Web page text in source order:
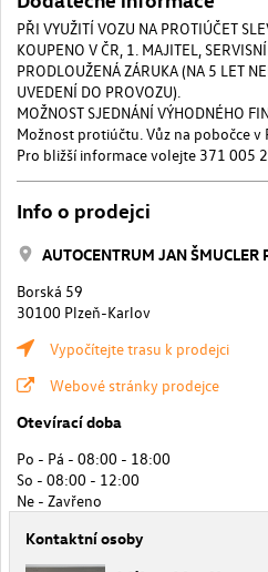
PŘI VYUŽITÍ VOZU NA PROTIÚČET
KOUPENO V ČR, 1. MAJITEL,
PRODLOUŽENÁ ZÁRUKA (NA 5 LET
UVEDENÍ DO PROVOZU).
MOŽNOST SJEDNÁNÍ VÝHODNÉHO
Možnost protiúčtu. Vůz na pobočce v
Pro bližší informace volejte 371 005
Info o prodejci
AUTOCENTRUM JAN ŠMUCLER
Borská 59
30100 Plzeň-Karlov
Vypočítejte trasu k prodejci
Webové stránky prodejce
Otevírací doba
Po - Pá - 08:00 - 18:00
So - 08:00 - 12:00
Ne - Zavřeno
Kontaktní osoby